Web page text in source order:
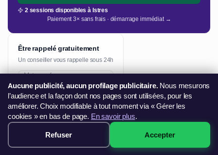
2 sessions disponibles à Istres
Paiement 3× sans frais · démarrage immédiat →
Être rappelé gratuitement
Un conseiller vous rappelle sous 24h
Me rappeler sous 24h
1999€ · Voir les sessions →
Aucune publicité, aucun profilage publicitaire.Nous mesurons
l’audience et la façon dont nos pages sont utilisées, pour les
améliorer. Choix modifiable à tout moment via « Gérer les
cookies » en bas de page. En savoir plus.
Refuser Accepter